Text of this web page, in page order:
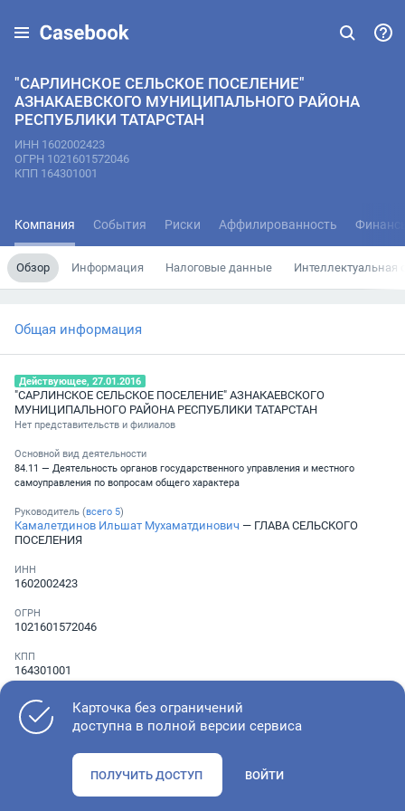
"САРЛИНСКОЕ СЕЛЬСКОЕ ПОСЕЛЕНИЕ"
АЗНАКАЕВСКОГО МУНИЦИПАЛЬНОГО РАЙОНА
РЕСПУБЛИКИ ТАТАРСТАН
ИНН 1602002423
ОГРН 1021601572046
КПП 164301001
Компания События Риски Аффилированность
Обзор Информация Налоговые данные Интеллектуальная
Общая информация
Действующее, 27.01.2016
"САРЛИНСКОЕ СЕЛЬСКОЕ ПОСЕЛЕНИЕ" АЗНАКАЕВСКОГО
МУНИЦИПАЛЬНОГО РАЙОНА РЕСПУБЛИКИ ТАТАРСТАН
Нет представительств и филиалов
Основной вид деятельности
84.11 — Деятельность органов государственного управления и местного
самоуправления по вопросам общего характера
Руководитель (всего 5)
Камалетдинов Ильшат Мухаматдинович — ГЛАВА СЕЛЬСКОГО
ПОСЕЛЕНИЯ
ИНН
1602002423
ОГРН
1021601572046
КПП
164301001
ОКПО
04306687
Карточка без ограничений
доступна в полной версии сервиса
ПОЛУЧИТЬ ДОСТУП ВОЙТИ